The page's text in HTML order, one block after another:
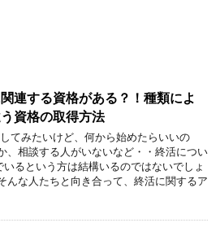
連する資格がある？！種類によ
資格の取得方法
てみたいけど、何から始めたらいいの
、相談する人がいないなど・・終活につい
いるという方は結構いるのではないでしょ
んな人たちと向き合って、終活に関するア